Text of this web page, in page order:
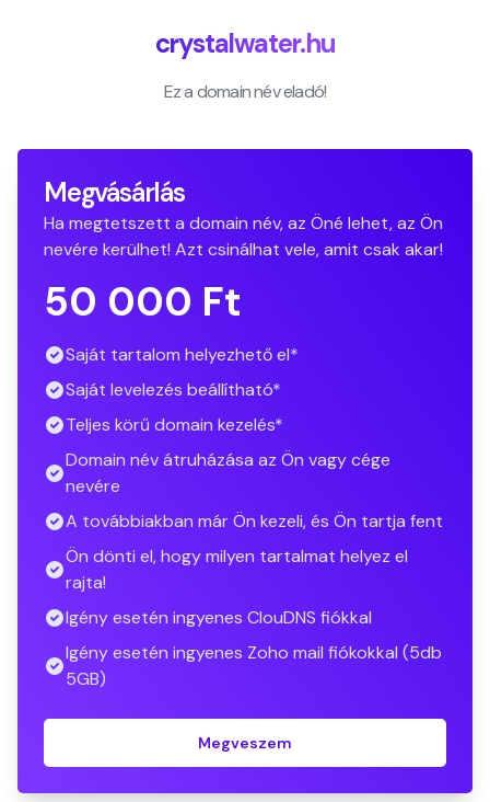
crystalwater.hu
Ez a domain név eladó!
Megvásárlás
Ha megtetszett a domain név, az Öné lehet, az Ön
nevére kerülhet! Azt csinálhat vele, amit csak akar!
50 000 Ft
Saját tartalom helyezhető el*
Saját levelezés beállítható*
Teljes körű domain kezelés*
Domain név átruházása az Ön vagy cége
nevére
A továbbiakban már Ön kezeli, és Ön tartja fent
Ön dönti el, hogy milyen tartalmat helyez el
rajta!
Igény esetén ingyenes ClouDNS fiókkal
Igény esetén ingyenes Zoho mail fiókokkal (5db
5GB)
Megveszem